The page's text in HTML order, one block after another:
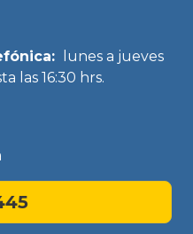
lunes a jueves
las 16:30 hrs.